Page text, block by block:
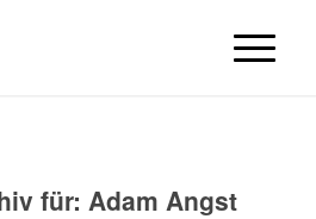
für: Adam Angst